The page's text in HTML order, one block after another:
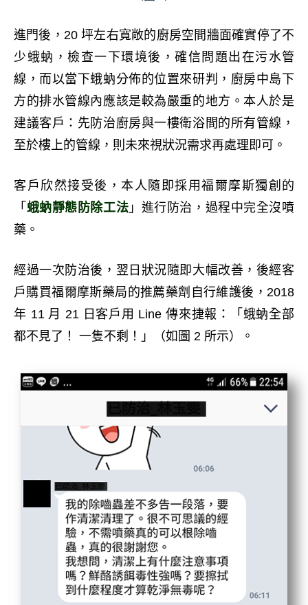
進門後，20 坪左右寬敞的廚房空間牆面確實停了不
少蛾蚋，檢查一下環境後，確信問題出在污水管
線，而以當下蛾蚋分佈的位置來研判，廚房中島下
方的排水管線內應該是較為嚴重的地方。本人於是
建議客戶：先防治廚房與一樓衛浴間的所有管線，
至於樓上的管線，則未來視狀況需求再處理即可。
客戶欣然接受後，本人隨即採用福爾摩斯獨創的
「 蛾蚋靜態防除工法 」進行防治，過程中完全沒噴
藥。
經過一次防治後，翌日狀況隨即大幅改善，後經客
戶購買福爾摩斯藥局的推薦藥劑自行維護後，2018
年 11 月 21 日客戶用 Line 傳來捷報：「蛾蚋全部
都不見了！ 一隻不剩！」（如圖 2 所示）。